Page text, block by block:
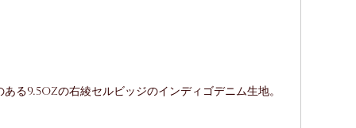
る9.5ozの右綾セルビッジのインディゴデニム生地。